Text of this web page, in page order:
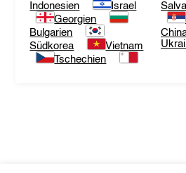
Indonesien
Israel
Georgien
Bulgarien
Südkorea
Vietnam
Tschechien